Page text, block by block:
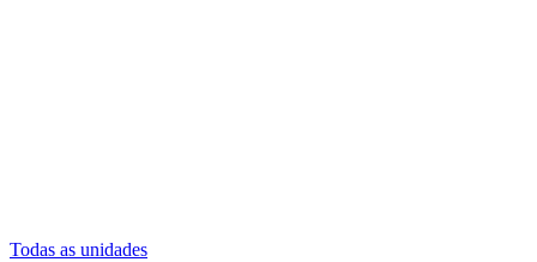
Todas as unidades